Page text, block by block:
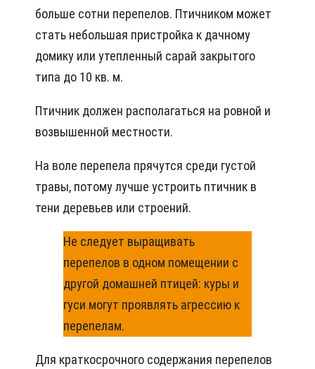
больше сотни перепелов. Птичником может
стать небольшая пристройка к дачному
домику или утепленный сарай закрытого
типа до 10 кв. м.
Птичник должен располагаться на ровной и
возвышенной местности.
На воле перепела прячутся среди густой
травы, потому лучше устроить птичник в
тени деревьев или строений.
Не следует выращивать
перепелов в одном помещении с
другой домашней птицей: куры и
гуси могут проявлять агрессию к
перепелам.
Для краткосрочного содержания перепелов